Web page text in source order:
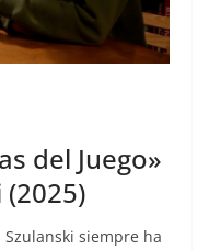
del Juego»
siempre ha